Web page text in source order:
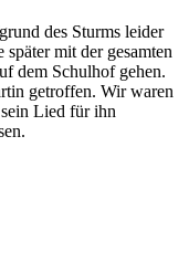
des Sturms leider
mit der gesamten
dem Schulhof gehen.
getroffen. Wir waren
Lied für ihn